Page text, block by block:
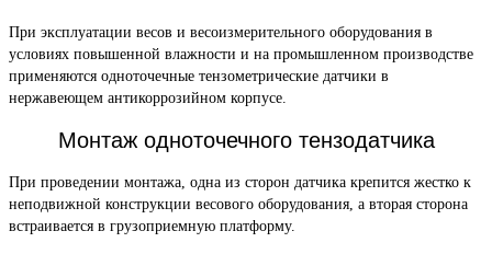
При эксплуатации весов и весоизмерительного оборудования в
условиях повышенной влажности и на промышленном производстве
применяются одноточечные тензометрические датчики в
нержавеющем антикоррозийном корпусе.
Монтаж одноточечного тензодатчика
При проведении монтажа, одна из сторон датчика крепится жестко к
неподвижной конструкции весового оборудования, а вторая сторона
встраивается в грузоприемную платформу.